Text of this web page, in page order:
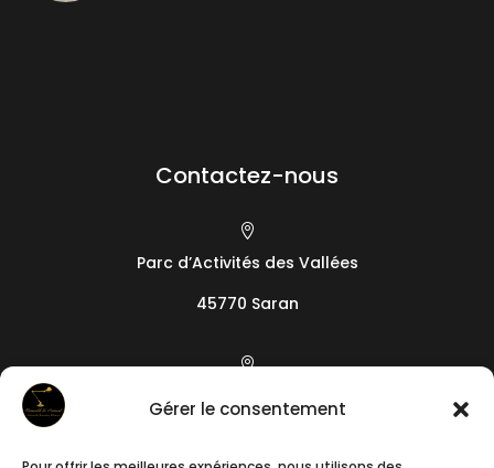
Gérer le consentement
Contactez-nous

Parc d’Activités des Vallées
45770 Saran

19 camin de l’Arieta